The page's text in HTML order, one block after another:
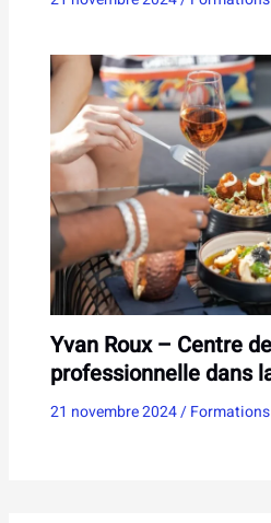
Yvan Roux – Centre
professionnelle dans
21 novembre 2024/Formations